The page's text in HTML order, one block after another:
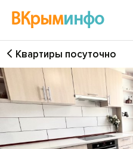
ВКрыминфо
Войти
Избранное
История просмотра
Квартиры посуточно